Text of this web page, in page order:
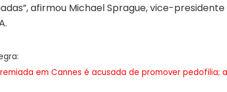
afirmou Michael Sprague, vice-
em Cannes é acusada de promover pedofilia;